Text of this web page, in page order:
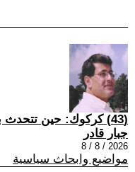
(43) كركوك: حين تتحدث بغداد بلسانٍ محلي
جبار قادر
2026 / 8 / 8
مواضيع وابحاث سياسية